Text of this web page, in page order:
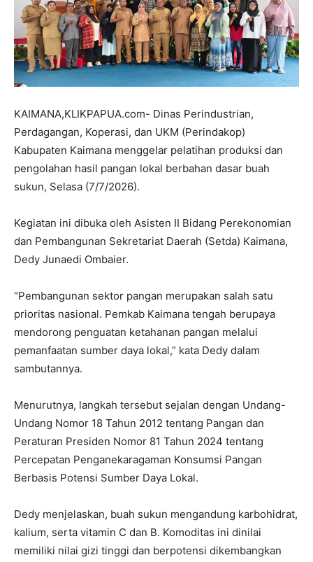
KAIMANA,KLIKPAPUA.com- Dinas Perindustrian,
Perdagangan, Koperasi, dan UKM (Perindakop)
Kabupaten Kaimana menggelar pelatihan produksi dan
pengolahan hasil pangan lokal berbahan dasar buah
sukun, Selasa (7/7/2026).
Kegiatan ini dibuka oleh Asisten II Bidang Perekonomian
dan Pembangunan Sekretariat Daerah (Setda) Kaimana,
Dedy Junaedi Ombaier.
“Pembangunan sektor pangan merupakan salah satu
prioritas nasional. Pemkab Kaimana tengah berupaya
mendorong penguatan ketahanan pangan melalui
pemanfaatan sumber daya lokal,” kata Dedy dalam
sambutannya.
Menurutnya, langkah tersebut sejalan dengan Undang-
Undang Nomor 18 Tahun 2012 tentang Pangan dan
Peraturan Presiden Nomor 81 Tahun 2024 tentang
Percepatan Penganekaragaman Konsumsi Pangan
Berbasis Potensi Sumber Daya Lokal.
Dedy menjelaskan, buah sukun mengandung karbohidrat,
kalium, serta vitamin C dan B. Komoditas ini dinilai
memiliki nilai gizi tinggi dan berpotensi dikembangkan